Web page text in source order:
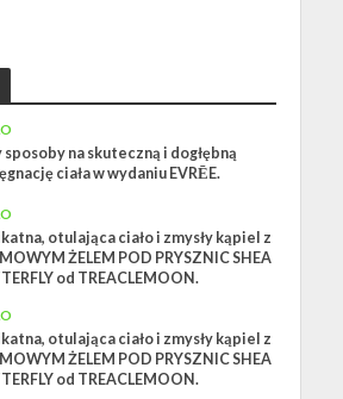
sposoby na skuteczną i dogłębną
ciała w wydaniu EVRĒE.
otulająca ciało i zmysły kąpiel z
ŻELEM POD PRYSZNIC SHEA
od TREACLEMOON.
otulająca ciało i zmysły kąpiel z
ŻELEM POD PRYSZNIC SHEA
od TREACLEMOON.